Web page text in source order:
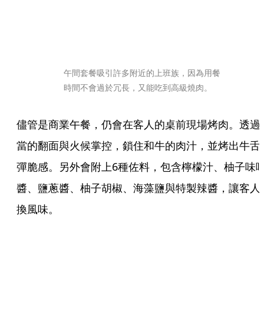
午間套餐吸引許多附近的上班族，因為用餐
時間不會過於冗長，又能吃到高級燒肉。
儘管是商業午餐，仍會在客人的桌前現場烤肉。透過
當的翻面與火候掌控，鎖住和牛的肉汁，並烤出牛舌
彈脆感。另外會附上6種佐料，包含檸檬汁、柚子味
醬、鹽蔥醬、柚子胡椒、海藻鹽與特製辣醬，讓客人
換風味。